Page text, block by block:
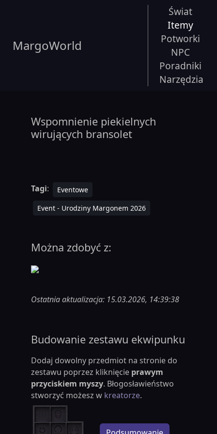
MargoWorld
Świat
Itemy
Potworki
NPC
Poradniki
Narzędzia
Wspomnienie piekielnych
wirujących bransolet
Tagi:
Eventowe
Event - Urodziny Margonem 2026
Można zdobyć z:
Ostatnia aktualizacja: 15.03.2026, 14:39:38
Budowanie zestawu ekwipunku
Dodaj dowolny przedmiot na stronie do
zestawu poprzez kliknięcie prawym
przyciskiem myszy. Błogosławieństwo
stworzyć możesz w kreatorze.